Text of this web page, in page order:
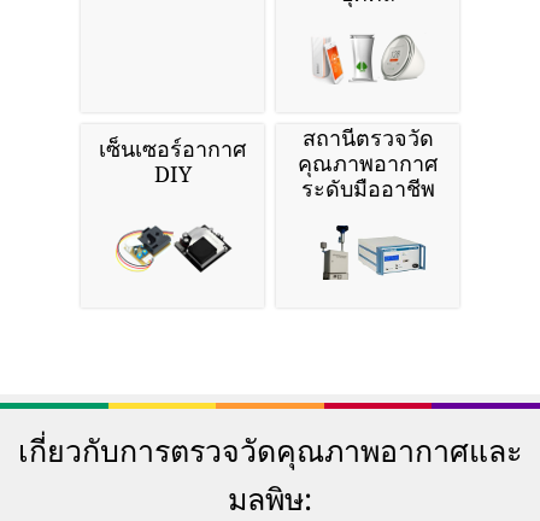
เซ็นเซอร์อากาศ
DIY
สถานีตรวจวัด
คุณภาพอากาศ
ระดับมืออาชีพ
เกี่ยวกับการตรวจวัดคุณภาพอากาศและ
มลพิษ: